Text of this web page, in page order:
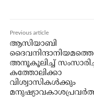
Previous article
ആസിയാബി
ദൈവനിന്ദാനിയമത്തെ
അനൂകൂലിച്ച്
കത്തോലിക്കാ
വിശ്വാസികള്‍ക്കും